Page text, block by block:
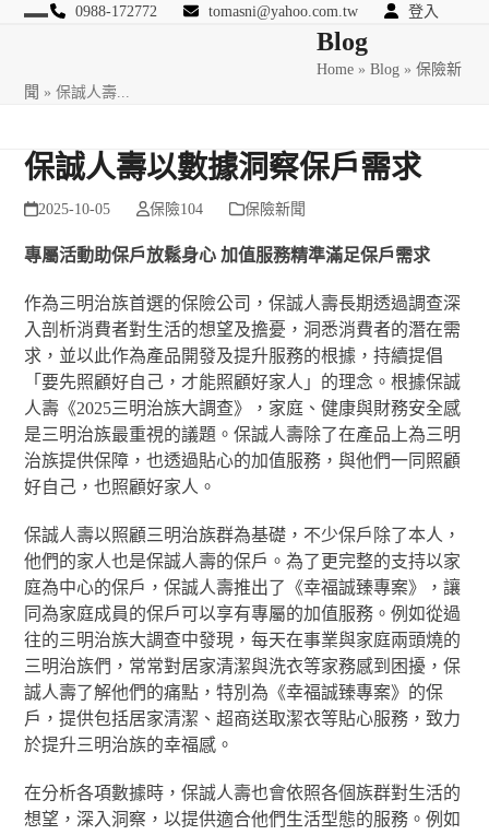
Skip
0988-172772 tomasni@yahoo.com.tw 登入
匯豐國際風險管理顧問Blog
Home »Blog »保險新
聞 »保誠人壽...
保誠人壽以數據洞察保戶需求
2025-10-05 保險104 保險新聞
專屬活動助保戶放鬆身心 加值服務精準滿足保戶需求
作為三明治族首選的保險公司，保誠人壽長期透過調查深
入剖析消費者對生活的想望及擔憂，洞悉消費者的潛在需
求，並以此作為產品開發及提升服務的根據，持續提倡
「要先照顧好自己，才能照顧好家人」的理念。根據保誠
人壽《2025三明治族大調查》，家庭、健康與財務安全感
是三明治族最重視的議題。保誠人壽除了在產品上為三明
治族提供保障，也透過貼心的加值服務，與他們一同照顧
好自己，也照顧好家人。
保誠人壽以照顧三明治族群為基礎，不少保戶除了本人，
他們的家人也是保誠人壽的保戶。為了更完整的支持以家
庭為中心的保戶，保誠人壽推出了《幸福誠臻專案》，讓
同為家庭成員的保戶可以享有專屬的加值服務。例如從過
往的三明治族大調查中發現，每天在事業與家庭兩頭燒的
三明治族們，常常對居家清潔與洗衣等家務感到困擾，保
誠人壽了解他們的痛點，特別為《幸福誠臻專案》的保
戶，提供包括居家清潔、超商送取潔衣等貼心服務，致力
於提升三明治族的幸福感。
在分析各項數據時，保誠人壽也會依照各個族群對生活的
想望，深入洞察，以提供適合他們生活型態的服務。例如